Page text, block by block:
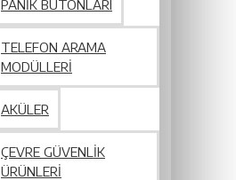
PANIK BUTONLARI
TELEFON ARAMA
MODÜLLERI
AKÜLER
ÇEVRE GÜVENLIK
ÜRÜNLERI